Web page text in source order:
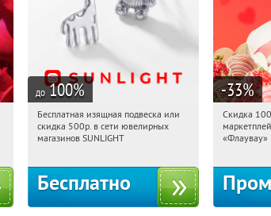
до 100%
07:40:22 Получили:
Россия
Бесплатная изящная подвеска или
скидка 500р. в сети ювелирных
магазинов SUNLIGHT
Бесплатно
-33%
Россия
Скидка
«Флаувау»